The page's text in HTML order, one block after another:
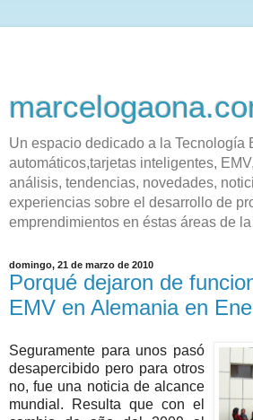
Un espacio dedicado a la Tecnología
automáticos,tarjetas inteligentes,
análisis, tendencias, novedades,
experiencias sobre el desarrollo de
emprendimientos en éstas áreas de
domingo, 21 de marzo de 2010
Porqué dejaron de
EMV en Alemania en
Seguramente para unos pasó
desapercibido pero para otros
no, fue una noticia de alcance
mundial. Resulta que con el